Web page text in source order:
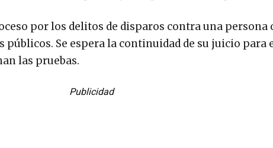
por los delitos de disparos contra una persona
Se espera la continuidad de su juicio para
las pruebas.
Publicidad